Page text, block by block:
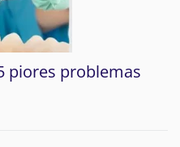
piores problemas